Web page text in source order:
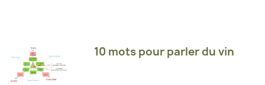
10 mots pour parler du vin